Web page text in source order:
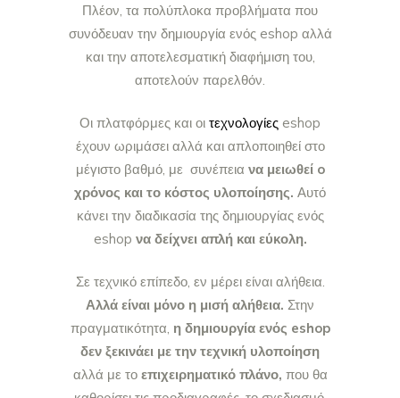
Πλέον, τα πολύπλοκα προβλήματα που
συνόδευαν την δημιουργία ενός eshop αλλά
και την αποτελεσματική διαφήμιση του,
αποτελούν παρελθόν.
Οι πλατφόρμες και οι τεχνολογίες eshop
έχουν ωριμάσει αλλά και απλοποιηθεί στο
μέγιστο βαθμό, με συνέπεια να μειωθεί o
χρόνος και το κόστος υλοποίησης. Αυτό
κάνει την διαδικασία της δημιουργίας ενός
eshop να δείχνει απλή και εύκολη.
Σε τεχνικό επίπεδο, εν μέρει είναι αλήθεια.
Αλλά είναι μόνο η μισή αλήθεια. Στην
πραγματικότητα, η δημιουργία ενός eshop
δεν ξεκινάει με την τεχνική υλοποίηση
αλλά με το επιχειρηματικό πλάνο, που θα